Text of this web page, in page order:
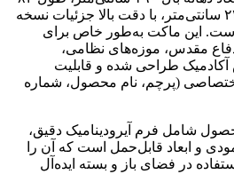
سانتی‌متر و ارتفاع حدود ۲۴ سانتی‌متر، با دقت بالا جزئیات نسخه
است. این ماکت به‌طور خاص برای
دفاع مقدس، موزه‌های نظامی،
آکادمیک طراحی شده و قابلیت
(پرچم، نام محصول، شماره
شامل فرم آیرودینامیک دقیق،
و ابعاد قابل‌حمل است که آن را
در فضای باز و بسته ایده‌آل